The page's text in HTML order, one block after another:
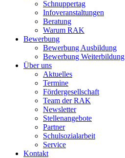
Schnuppertag
Infoveranstaltungen
Beratung
Warum RAK
Bewerbung
Bewerbung Ausbildung
Bewerbung Weiterbildung
Über uns
Aktuelles
Termine
Fördergesellschaft
Team der RAK
Newsletter
Stellenangebote
Partner
Schulsozialarbeit
Service
Kontakt